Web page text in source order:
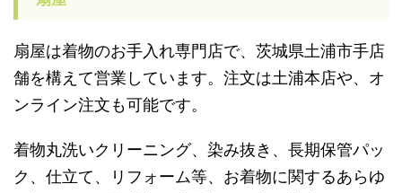
扇屋は着物のお手入れ専門店で、茨城県土浦市手店
舗を構えて営業しています。注文は土浦本店や、オ
ンライン注文も可能です。
着物丸洗いクリーニング、染み抜き、長期保管パッ
ク、仕立て、リフォーム等、お着物に関するあらゆ